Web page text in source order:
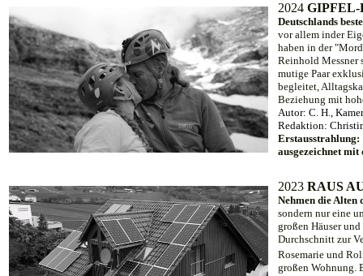
2024
Deutschlands
vor allem inder
haben in der
Reinhold Messner
mutige Paar
begleitet,
Beziehung mit
Autor: C. H.,
Redaktion:
Erstausstrahlung:
ausgezeichnet
2023 RAUS
Nehmen die Alten
sondern nur eine
großen Häuser
Durchschnitt zur
Rosemarie und
großen Wohnung.